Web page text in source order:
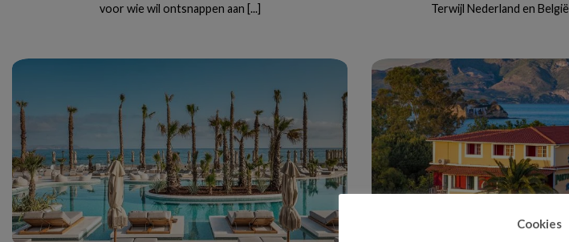
voor wie wil ontsnappen aan [...]
Terwijl Nederland en
Cookies